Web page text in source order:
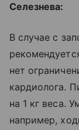
Селезнева:
В случае с
нет
кардиолога.
на 1 кг веса.
например,